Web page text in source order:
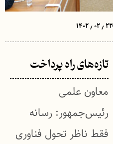
۲۲ ٫ ۰۲ ٫ ۱۴۰۲
تازه‌های راه پرداخت
معاون علمی
رئیس‌جمهور: رسانه
فقط ناظر تحول فناوری